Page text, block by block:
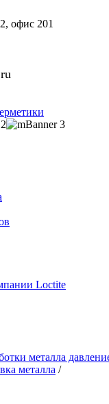
офис 201
металла
металла /